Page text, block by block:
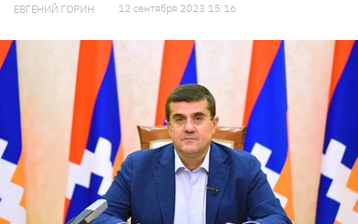
ЕВГЕНИЙ ГОРИН 12 сентября 2023 15:16